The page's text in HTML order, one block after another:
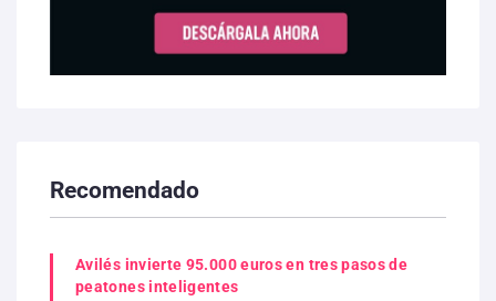
Recomendado
Avilés invierte 95.000 euros en tres pasos de
peatones inteligentes